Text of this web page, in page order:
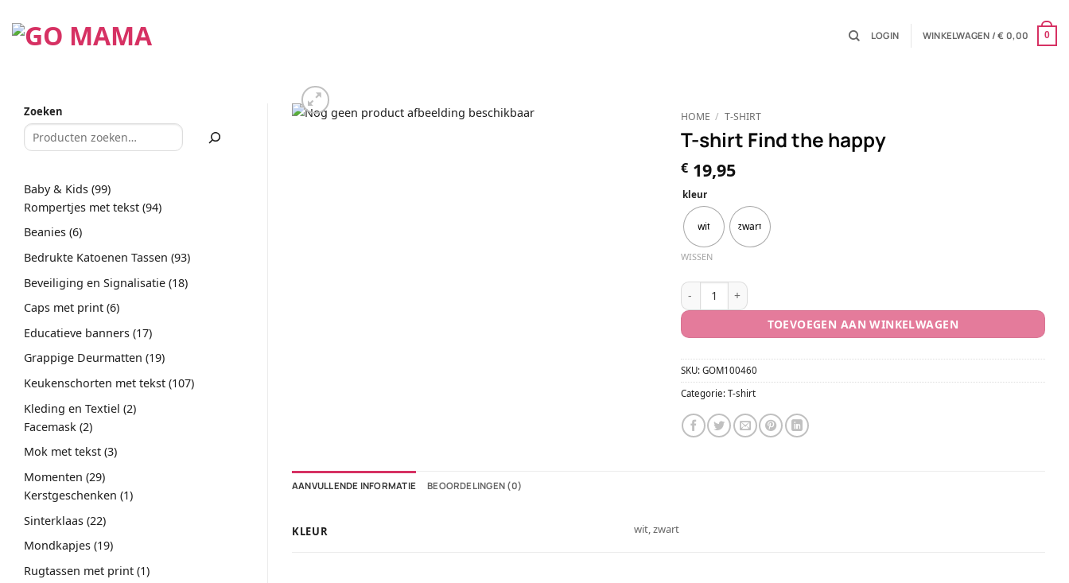
naar
inhoud
LOGIN WINKELWAGEN /€ 0,00 0
Zoeken
Baby & Kids 9999
producten
Rompertjes met tekst 9494
Beanies 66
Bedrukte Katoenen Tassen 9393
Beveiliging en Signalisatie 1818
Caps met print 66
Educatieve banners 1717
producten
Grappige Deurmatten 1919
Keukenschorten met tekst 107107
Kleding en Textiel 22
Facemask 22
Mok met tekst 33
Momenten 2929
producten
Kerstgeschenken 11
Sinterklaas 2222
Mondkapjes 1919
producten
Rugtassen met print 11
HOME / T-SHIRT
T-shirt Find the happy
€19,95
kleur
wit zwart
WISSEN
T-shirt Find the happy aantal
TOEVOEGEN AAN WINKELWAGEN
SKU: GOM100460
Categorie: T-shirt
AANVULLENDE INFORMATIE BEOORDELINGEN (0)
KLEUR wit, zwart